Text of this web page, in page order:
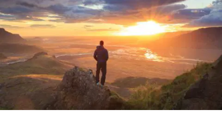
dich
und
deine
Persönlichkeit
ausmacht